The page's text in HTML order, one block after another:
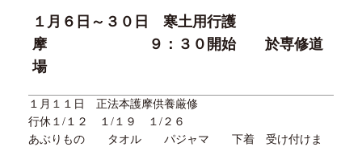
１月 ６ 日～ ３０ 日 寒土用行護
摩
９ ： ３０ 開始 於専修道
場
１月 １ １日 正法本護摩供養厳修
行休１/１ ２ １ /１９ １ /２ ６
あぶりもの タオル パジャマ 下着 受け付けま